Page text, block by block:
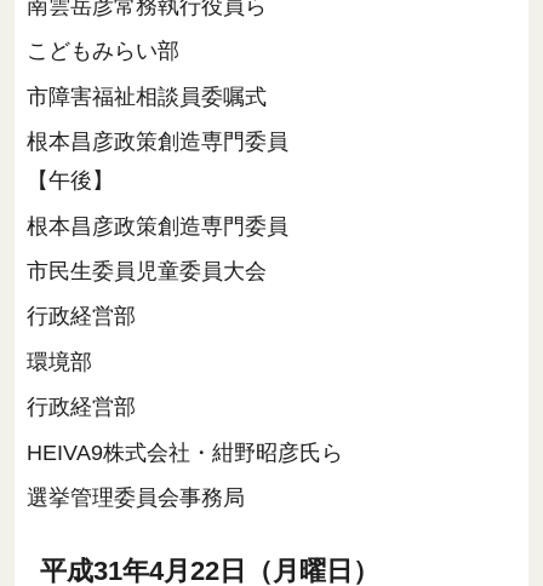
南雲岳彦常務執行役員ら
こどもみらい部
市障害福祉相談員委嘱式
根本昌彦政策創造専門委員
【午後】
根本昌彦政策創造専門委員
市民生委員児童委員大会
行政経営部
環境部
行政経営部
HEIVA9株式会社・紺野昭彦氏ら
選挙管理委員会事務局
平成31年4月22日（月曜日）